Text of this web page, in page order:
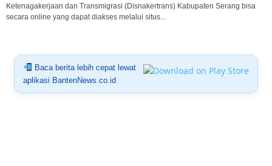
Ketenagakerjaan dan Transmigrasi (Disnakertrans) Kabupaten Serang bisa
secara online yang dapat diakses melalui situs...
Baca berita lebih cepat lewat
aplikasi BantenNews.co.id